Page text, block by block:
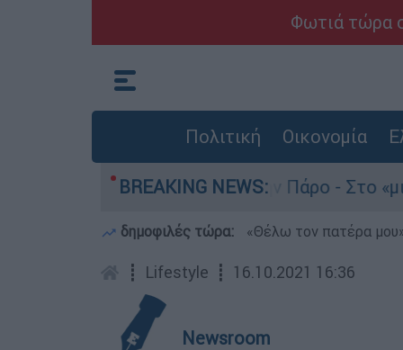
Φωτιά τώρα
Πολιτική Οικονομία
BREAKING NEWS:
του 4χρονου στην Πάρο - Στο
δημοφιλές τώρα: «Θέλω τον πατέρα
┋ Lifestyle ┋ 16.10.2021 16:36
Newsroom